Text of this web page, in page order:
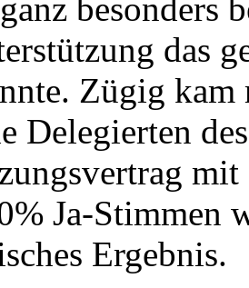
besonders
das
Zügig kam
Delegierten
Ja-Stimmen
Ergebnis.